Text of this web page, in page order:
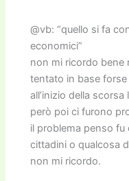
@vb: “quello si fa
economici”
non mi ricordo bene
tentato in base
all’inizio della
però poi ci furono
il problema penso fu
cittadini o qualcosa
non mi ricordo.